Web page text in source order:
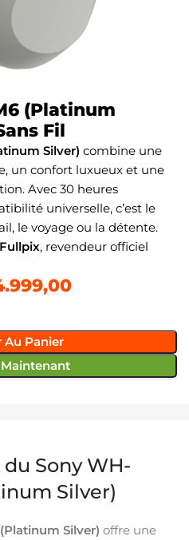
(Platinum
Fil
Silver) combine une
un confort luxueux et une
Avec 30 heures
universelle, c’est le
le voyage ou la détente.
Fullpix, revendeur officiel
Au Panier
Sony WH-
Silver)
Silver) offre une